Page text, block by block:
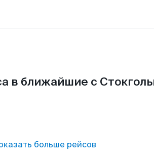
в ближайшие с
больше рейсов